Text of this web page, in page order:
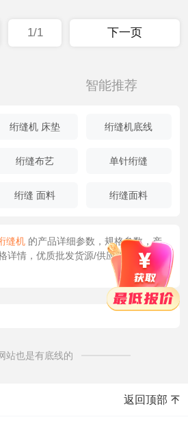
1/1 下一页
智能推荐
绗缝机 床垫 绗缝机底线
绗缝布艺 单针绗缝
绗缝 面料 绗缝面料
缝机的产品详细参数，规格参数，产
详情，优质批发货源/供应等信息您还
站也是有底线的
返回顶部